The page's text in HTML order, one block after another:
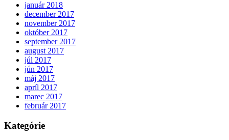
január 2018
december 2017
november 2017
október 2017
september 2017
august 2017
júl 2017
jún 2017
máj 2017
apríl 2017
marec 2017
február 2017
Kategórie